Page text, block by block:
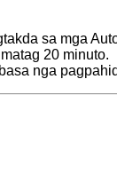
sa mga
20 minuto.
nga